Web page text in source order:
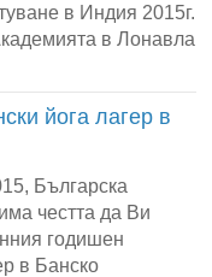
в Индия 2015г.
в Лонавла
йога лагер в
Българска
честта да Ви
годишен
в Банско